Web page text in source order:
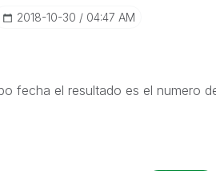
‎2018-10-30 04:47 AM
fecha el resultado es el numero